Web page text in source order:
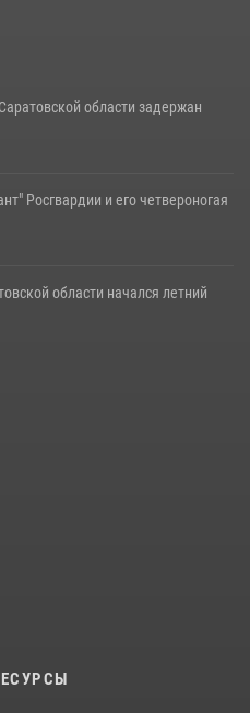
области задержан
Росгвардии и его четвероногая
области начался летний